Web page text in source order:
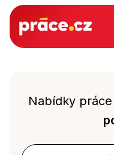
Hlavní záhlaví
Výsledky
Nabídky práce